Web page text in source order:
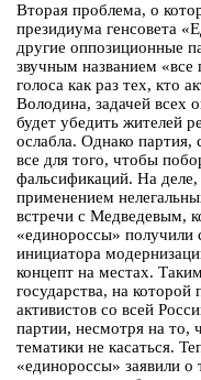
Вторая проблема, о
президиума генсовета
другие оппозиционные
звучным названием
голоса как раз тех, кто
Володина, задачей всех
будет убедить жителей
ослабла. Однако партия,
все для того, чтобы
фальсификаций. На
применением
встречи с Медведевым,
«единороссы» получили
инициатора
концепт на местах.
государства, на которой
активистов со всей
партии, несмотря на то,
тематики не касаться.
«единороссы» заявили